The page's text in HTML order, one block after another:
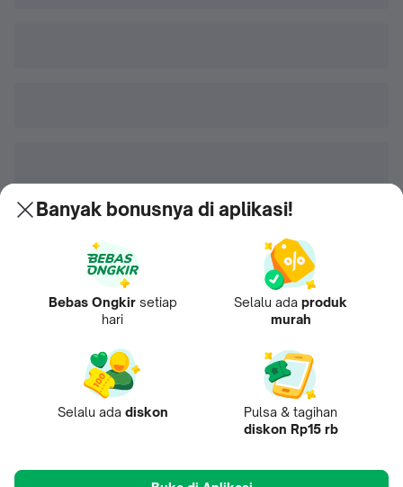
Banyak bonusnya di aplikasi!
Bebas Ongkir setiap
hari
Selalu ada produk
murah
Selalu ada diskon
Pulsa & tagihan
diskon Rp15 rb